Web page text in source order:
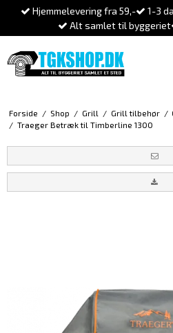
Hjemmelevering fra 59,-
1-3
Alt samlet til byggeriet
Forside / Shop / Grill / Grill tilbehør /
/ Traeger Betræk til Timberline 1300